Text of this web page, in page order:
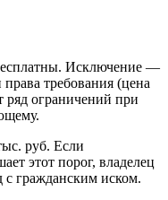
Исключение —
права требования (цена
ряд ограничений при
руб. Если
этот порог, владелец
с гражданским иском.